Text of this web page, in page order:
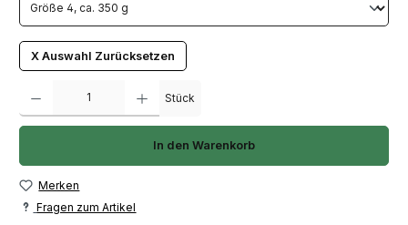
X Auswahl Zurücksetzen
Stück
In den Warenkorb
Merken
Fragen zum Artikel